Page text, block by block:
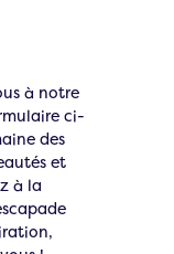
à notre
ci-
des
et
à la